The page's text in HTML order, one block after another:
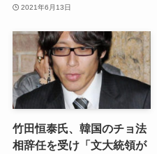
2021年6月13日
竹田恒泰氏、韓国のチョ法
相辞任を受け「文大統領が